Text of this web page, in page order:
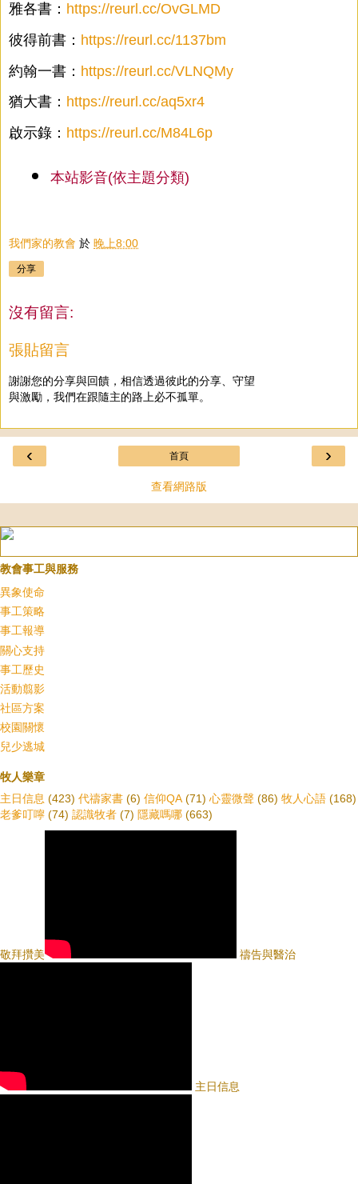
雅各書： https://reurl.cc/OvGLMD
彼得前書： https://reurl.cc/1137bm
約翰一書： https://reurl.cc/VLNQMy
猶大書： https://reurl.cc/aq5xr4
啟示錄： https://reurl.cc/M84L6p
本站影音(依主題分類)
我們家的教會 於 晚上8:00
分享
沒有留言:
張貼留言
謝謝您的分享與回饋，相信透過彼此的分享、守望
與激勵，我們在跟隨主的路上必不孤單。
‹ ›
首頁
查看網路版
教會事工與服務
異象使命
事工策略
事工報導
關心支持
事工歷史
活動翦影
社區方案
校園關懷
兒少逃城
牧人樂章
主日信息 (423) 代禱家書 (6) 信仰QA (71) 心靈微聲 (86) 牧人心語 (168)
老爹叮嚀 (74) 認識牧者 (7) 隱藏嗎哪 (663)
敬拜攢美 禱告與醫治
主日信息